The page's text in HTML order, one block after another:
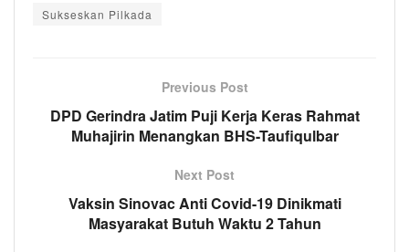
Sukseskan Pilkada
Previous Post
DPD Gerindra Jatim Puji Kerja Keras Rahmat
Muhajirin Menangkan BHS-Taufiqulbar
Next Post
Vaksin Sinovac Anti Covid-19 Dinikmati
Masyarakat Butuh Waktu 2 Tahun